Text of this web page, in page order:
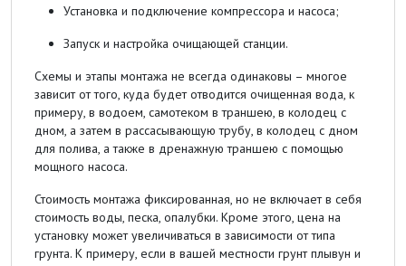
Установка и подключение компрессора и насоса;
Запуск и настройка очищающей станции.
Схемы и этапы монтажа не всегда одинаковы – многое
зависит от того, куда будет отводится очищенная вода, к
примеру, в водоем, самотеком в траншею, в колодец с
дном, а затем в рассасывающую трубу, в колодец с дном
для полива, а также в дренажную траншею с помощью
мощного насоса.
Стоимость монтажа фиксированная, но не включает в себя
стоимость воды, песка, опалубки. Кроме этого, цена на
установку может увеличиваться в зависимости от типа
грунта. К примеру, если в вашей местности грунт плывун и